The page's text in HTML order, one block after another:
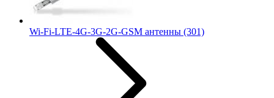
Wi-Fi-LTE-4G-3G-2G-GSM антенны (301)